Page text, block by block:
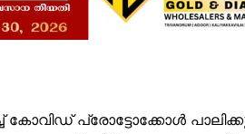
പ്രോട്ടോക്കോൾ